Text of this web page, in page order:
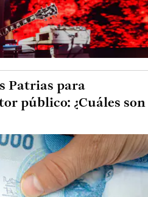
Patrias para
público: ¿Cuáles son